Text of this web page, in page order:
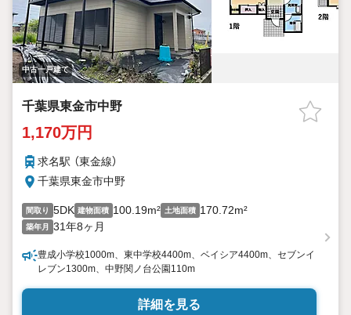
中古一戸建て
千葉県東金市中野
1,170万円
求名駅 （東金線）
千葉県東金市中野
間取り 5DK 建物面積 100.19m² 土地面積 170.72m²
築年月 31年8ヶ月
豊成小学校1000m、東中学校4400m、ベイシア4400m、セブンイ
レブン1300m、中野関ノ台公園110m
詳細を見る